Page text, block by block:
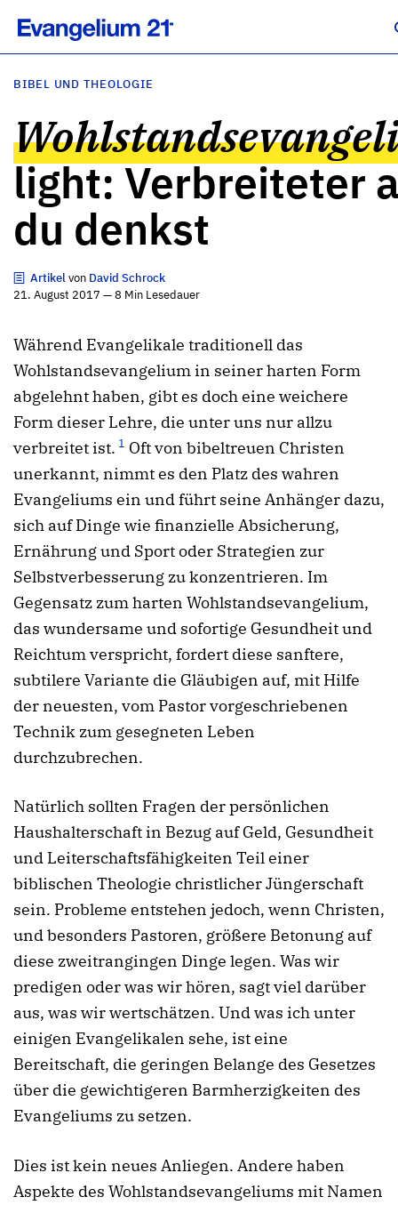
BIBEL UND THEOLOGIE
light: Verbreiteter
du denkst
Artikelvon David Schrock
21. August 2017 — 8 Min Lesedauer
Während Evangelikale traditionell das
Wohlstandsevangelium in seiner harten Form
abgelehnt haben, gibt es doch eine weichere
Form dieser Lehre, die unter uns nur allzu
verbreitet ist. 1 Oft von bibeltreuen Christen
unerkannt, nimmt es den Platz des wahren
Evangeliums ein und führt seine Anhänger dazu,
sich auf Dinge wie finanzielle Absicherung,
Ernährung und Sport oder Strategien zur
Selbstverbesserung zu konzentrieren. Im
Gegensatz zum harten Wohlstandsevangelium,
das wundersame und sofortige Gesundheit und
Reichtum verspricht, fordert diese sanftere,
subtilere Variante die Gläubigen auf, mit Hilfe
der neuesten, vom Pastor vorgeschriebenen
Technik zum gesegneten Leben
durchzubrechen.
Natürlich sollten Fragen der persönlichen
Haushalterschaft in Bezug auf Geld, Gesundheit
und Leiterschaftsfähigkeiten Teil einer
biblischen Theologie christlicher Jüngerschaft
sein. Probleme entstehen jedoch, wenn Christen,
und besonders Pastoren, größere Betonung auf
diese zweitrangingen Dinge legen. Was wir
predigen oder was wir hören, sagt viel darüber
aus, was wir wertschätzen. Und was ich unter
einigen Evangelikalen sehe, ist eine
Bereitschaft, die geringen Belange des Gesetzes
über die gewichtigeren Barmherzigkeiten des
Evangeliums zu setzen.
Dies ist kein neues Anliegen. Andere haben
Aspekte des Wohlstandsevangeliums mit Namen